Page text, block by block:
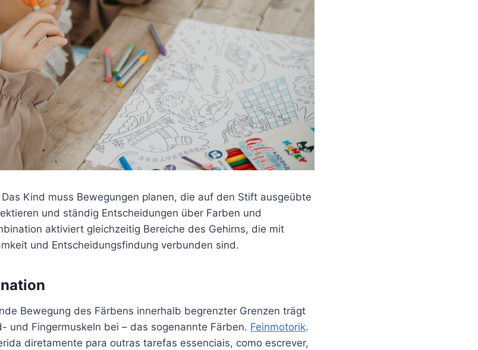
Kind muss Bewegungen planen, die auf den Stift ausgeübte
und ständig Entscheidungen über Farben und
aktiviert gleichzeitig Bereiche des Gehirns, die mit
und Entscheidungsfindung verbunden sind.
Bewegung des Färbens innerhalb begrenzter Grenzen trägt
und Fingermuskeln bei – das sogenannte Färben. Feinmotorik.
diretamente para outras tarefas essenciais, como escrever,